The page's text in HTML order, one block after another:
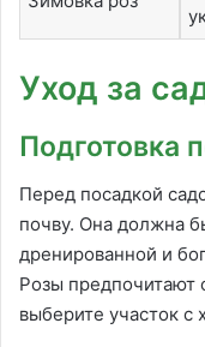
Уход за
Подготовка
Перед посадкой
почву. Она должна
дренированной и
Розы предпочитают
выберите участок